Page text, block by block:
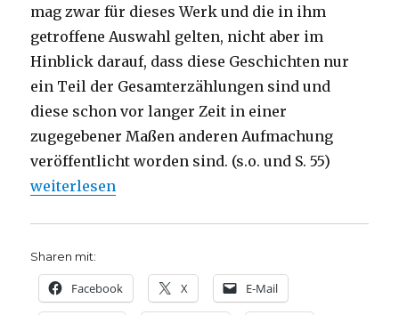
mag zwar für dieses Werk und die in ihm
getroffene Auswahl gelten, nicht aber im
Hinblick darauf, dass diese Geschichten nur
ein Teil der Gesamterzählungen sind und
diese schon vor langer Zeit in einer
zugegebener Maßen anderen Aufmachung
veröffentlicht worden sind. (s.o. und S. 55)
„Ein Dokument der jüdischen Mystik, Rezension
weiterlesen
Sharen mit:
Facebook X E-Mail